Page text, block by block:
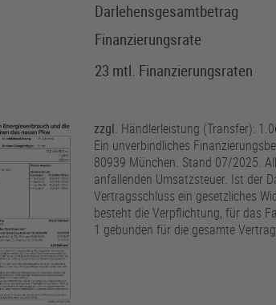
Darlehensgesamtbetrag
Finanzierungsrate
23 mtl. Finanzierungsraten
zzgl. Händlerleistung (Transfer):
Ein unverbindliches
80939 München. Stand 07/2025.
anfallenden Umsatzsteuer. Ist der
Vertragsschluss ein gesetzliches
besteht die Verpflichtung, für das
1 gebunden für die gesamte